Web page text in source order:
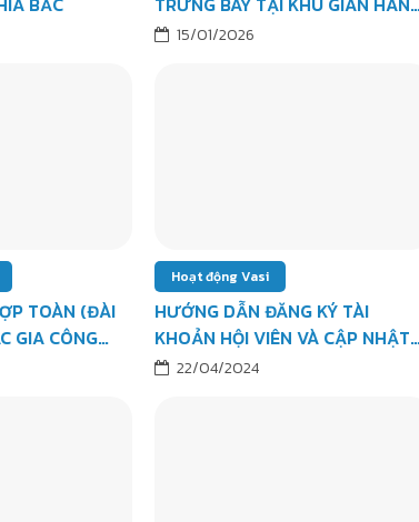
VIỆT NAM – TRIỂN LÃM
15/01/2026
TOÀN (ĐÀI
GIA CÔNG
Hoạt động Vasi
HƯỚNG DẪN ĐĂNG KÝ TÀI
KHOẢN HỘI VIÊN VÀ CẬP NHẬT
THÔNG TIN DOANH NGHIỆP
22/04/2024